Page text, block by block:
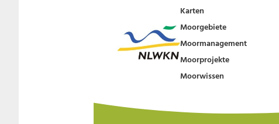
Karten
Moorgebiete
Moormanagement
Moorprojekte
Moorwissen